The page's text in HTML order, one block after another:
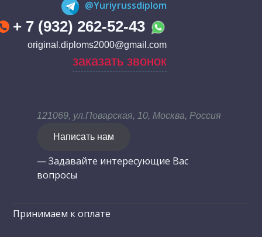
@Yuriyrussdiplom
+ 7 (932) 262-52-43
original.diploms2000@gmail.com
заказать звонок
121069, ул.Поварская, 10, Москва, Россия
Написать нам
— Задавайте интересующие Вас
вопросы
Принимаем к оплате